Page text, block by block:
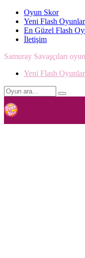
Oyun Skor
Yeni Flash Oyunlar
En Güzel Flash
İletişim
Samuray Savaşçıları
Yeni Flash Oyunlar